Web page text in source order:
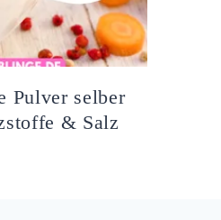
Pulver selber
& Salz